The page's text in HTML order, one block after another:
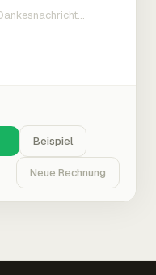
Beispiel
Neue Rechnung